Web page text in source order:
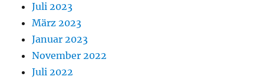
Juli 2023
März 2023
Januar 2023
November 2022
Juli 2022